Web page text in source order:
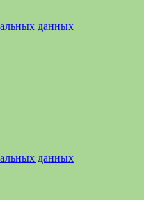
данных
данных